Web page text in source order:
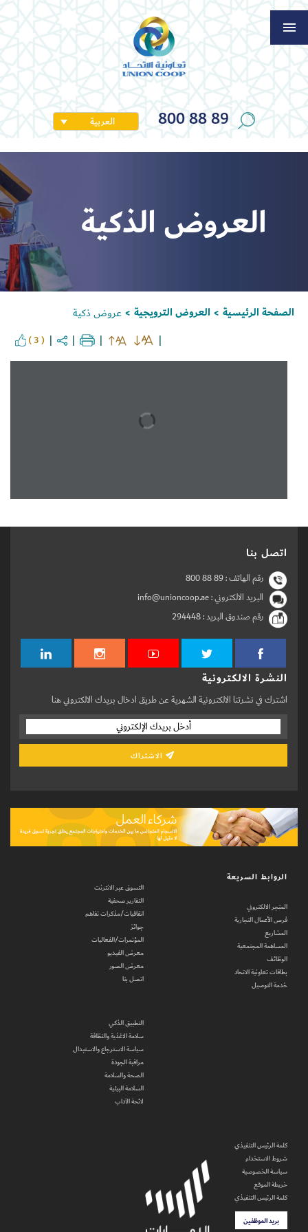
800 88 89 العربية
العروض الذكية
الصفحة الرئيسية > العروض الترويجية > عروض ذكية
( 3 )
اتصل بنا
رقم الهاتف :800 88 89
البريد الالكتروني : info@unioncoop.ae
رقم صندوق البريد :294448
النشرة الالكترونية
اشترك في نشرتنا الالكترونية الشهرية عن طريق ادخال بريدك الالكتروني هنا
الروابط السريعة
المتجر الالكتروني
فرص الأعمال التجارية
المشاريع
المساهمة المجتمعية
الوظائف
بطاقات تعاونية الاتحاد
خدمة التوصيل
التسوق عبر الانترنت
التقارير صحفية
اتفاقيات/مذكرات تفاهم
جوائز
المؤتمرات/الفعاليات
معرض الفيديو
معرض الصور
اتصل بنا
التطبيق الذكي
سلامة الاغذية والنظافة
سياسة الاسترجاع والاستبدال
مراقبة الجودة
الصحة والسلامة
السلامة البيئية
لائحة الآداب
كلمة الرئيس التنفيذي
شروط الاستخدام
سياسة الخصوصية
خريطة الموقع
كلمة الرئيس التنفيذي
بريد الموظفين
Set Youtube Channel ID